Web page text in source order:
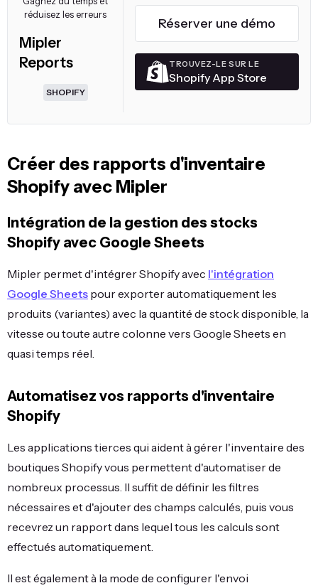
réduisez les erreurs
Mipler
Reports
SHOPIFY
Réserver une démo
TROUVEZ-LE SUR LE
Shopify App Store
Créer des rapports d'inventaire
Shopify avec Mipler
Intégration de la gestion des stocks
Shopify avec Google Sheets
Mipler permet d'intégrer Shopify avec l'intégration
Google Sheets pour exporter automatiquement les
produits (variantes) avec la quantité de stock disponible, la
vitesse ou toute autre colonne vers Google Sheets en
quasi temps réel.
Automatisez vos rapports d'inventaire
Shopify
Les applications tierces qui aident à gérer l'inventaire des
boutiques Shopify vous permettent d'automatiser de
nombreux processus. Il suffit de définir les filtres
nécessaires et d'ajouter des champs calculés, puis vous
recevrez un rapport dans lequel tous les calculs sont
effectués automatiquement.
Il est également à la mode de configurer l'envoi